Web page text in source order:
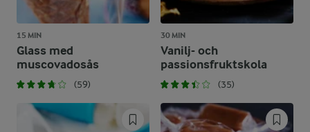
15 MIN
Glass med
muscovadosås
(59)
30 MIN
Vanilj- och
passionsfruktskola
(35)